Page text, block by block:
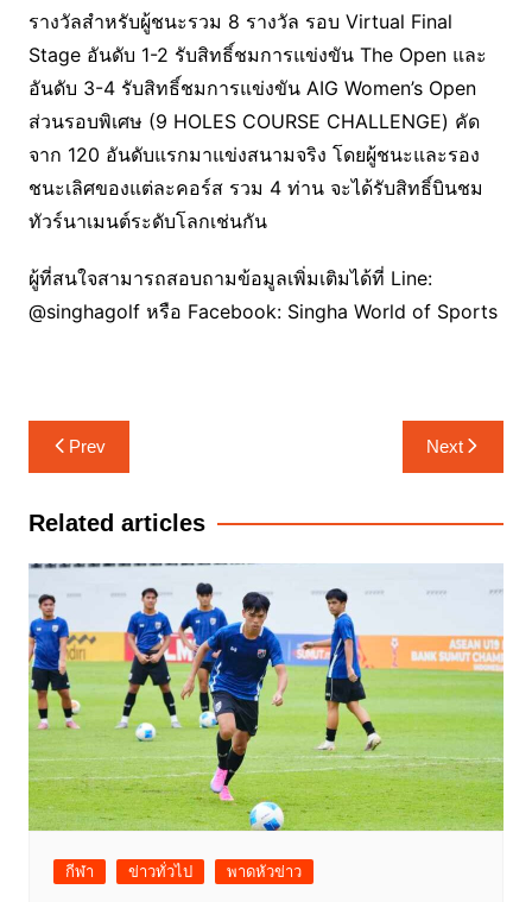
รางวัลสำหรับผู้ชนะรวม 8 รางวัล รอบ Virtual Final
Stage อันดับ 1-2 รับสิทธิ์ชมการแข่งขัน The Open และ
อันดับ 3-4 รับสิทธิ์ชมการแข่งขัน AIG Women’s Open
ส่วนรอบพิเศษ (9 HOLES COURSE CHALLENGE) คัด
จาก 120 อันดับแรกมาแข่งสนามจริง โดยผู้ชนะและรอง
ชนะเลิศของแต่ละคอร์ส รวม 4 ท่าน จะได้รับสิทธิ์บินชม
ทัวร์นาเมนต์ระดับโลกเช่นกัน
ผู้ที่สนใจสามารถสอบถามข้อมูลเพิ่มเติมได้ที่ Line:
@singhagolf หรือ Facebook: Singha World of Sports
แนะแนว
เรื่อง
Prev Next
Related articles
กีฬา ข่าวทั่วไป พาดหัวข่าว